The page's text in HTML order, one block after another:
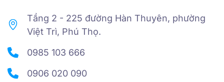
Tầng 2 - 225 đường Hàn Thuyên, phường
Việt Trì, Phú Thọ.
0985 103 666
0906 020 090